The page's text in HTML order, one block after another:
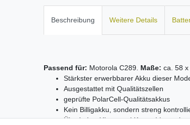
Beschreibung Weitere Details
Passend für: Motorola C289. Maße: ca. 58
Stärkster erwerbbarer Akku dieser
Ausgestattet mit Qualitätszellen
geprüfte PolarCell-Qualitätsakkus
Kein Billigakku, sondern streng
Überlade-, Hitze- und